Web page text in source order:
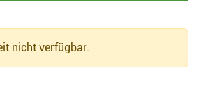
nicht verfügbar.